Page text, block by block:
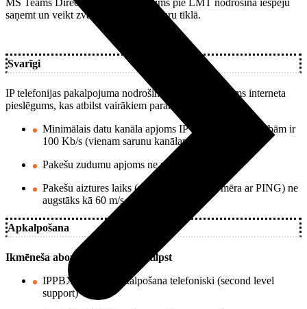
MS Teams Direct Routing pieslēgums pie LMT nodrošina iespēju
saņemt un veikt zvanus publisko sakaru tīklā.
Svarīgi
IP telefonijas pakalpojuma nodrošināšanai nepieciešams interneta
pieslēgums, kas atbilst vairākiem parametriem.
Minimālais datu kanāla apjoms IP telefonijas vajadzībām ir
100 Kb/s (vienam sarunu kanālam).
Pakešu zudumu apjoms ne vairāk kā 0,1 %.
Pakešu aiztures laiks (round trip time, ko mēra ar PING) ne
augstāks kā 60 m/s.
Apkalpošana
Ikmēneša abonēšanas maksā ietilpst
IPPBX lietotāju apkalpošana telefoniski (second level
support)